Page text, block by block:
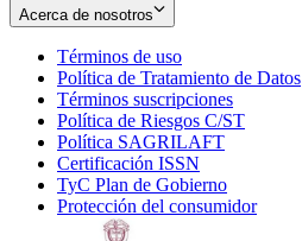
Acerca de nosotros
Términos de uso
in
new
window
Política de Tratamiento de Datos
Términos suscripciones
in
Política de Riesgos C/ST
Política SAGRILAFT
new
window
Certificación ISSN
in
new
TyC Plan de Gobierno
in
Protección del consumidorOpens